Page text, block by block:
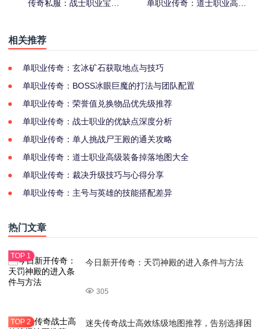
传奇私服：战士职业宝宝
单职业传奇：道士职业高级
相关推荐
单职业传奇：玄冰矿石获取地点与技巧
单职业传奇：BOSS冰眼巨魔的打法与团队配置
单职业传奇：荣誉值兑换物品优先级推荐
单职业传奇：战士职业的优缺点深度分析
单职业传奇：单人挑战尸王殿的通关攻略
单职业传奇：道士职业高级装备掉落地图大全
单职业传奇：裁决升级技巧与心得分享
单职业传奇：主号与英雄的技能搭配差异
热门文章
今日新开传奇：天罚神殿的进入条件与方法
305
迷失传奇战士高效练级地图推荐，告别选择困